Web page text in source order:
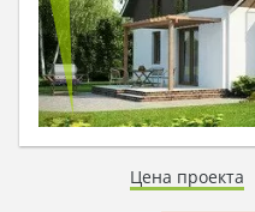
Цена проекта